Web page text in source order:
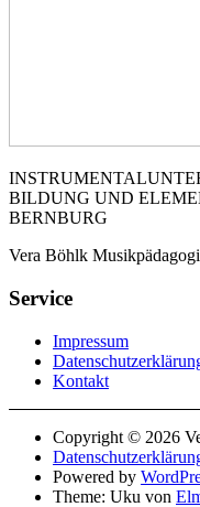
BILDUNG UND
BERNBURG
Vera Böhlk
Service
Impressum
Kontakt
Copyright © 2026
Powered by
Theme: Uku von